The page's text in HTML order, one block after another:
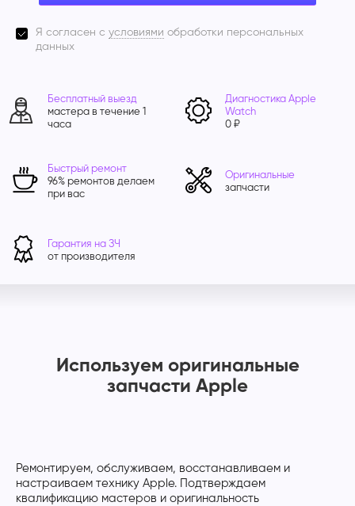
Я согласен с условиями обработки персональных
данных
Бесплатный выезд
мастера в течение 1
часа
Диагностика Apple
Watch
0 ₽
Быстрый ремонт
96% ремонтов делаем
при вас
Оригинальные
запчасти
Гарантия на ЗЧ
от производителя
Используем оригинальные
запчасти Apple
Ремонтируем, обслуживаем, восстанавливаем и
настраиваем технику Apple. Подтверждаем
квалификацию мастеров и оригинальность